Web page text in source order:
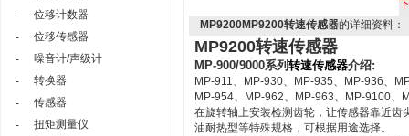
-
位移计数器
-
位移传感器
-
噪音计/声级计
-
转换器
-
传感器
-
扭矩测量仪
MP9200MP9200转速传感器的详细资料：
MP9200转速传感器
MP-900/9000系列 转速传感器介绍:
MP-911、MP-930、MP-935、MP-936、
MP-954、MP-962、MP-963、MP-9100、
在旋转轴上安装检测齿轮，让传感器靠近
油耐热型等特殊规格，可根据用途选择。